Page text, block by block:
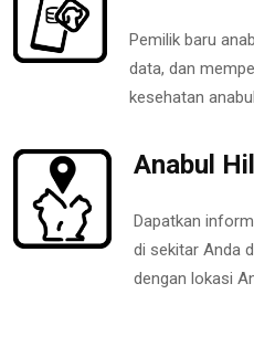
Pemilik baru
data, dan
kesehatan
Anabul
Dapatkan
di sekitar Anda
dengan lokasi